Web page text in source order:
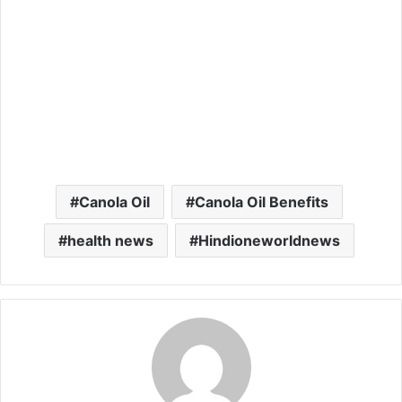
Canola Oil Canola Oil Benefits
health news Hindioneworldnews